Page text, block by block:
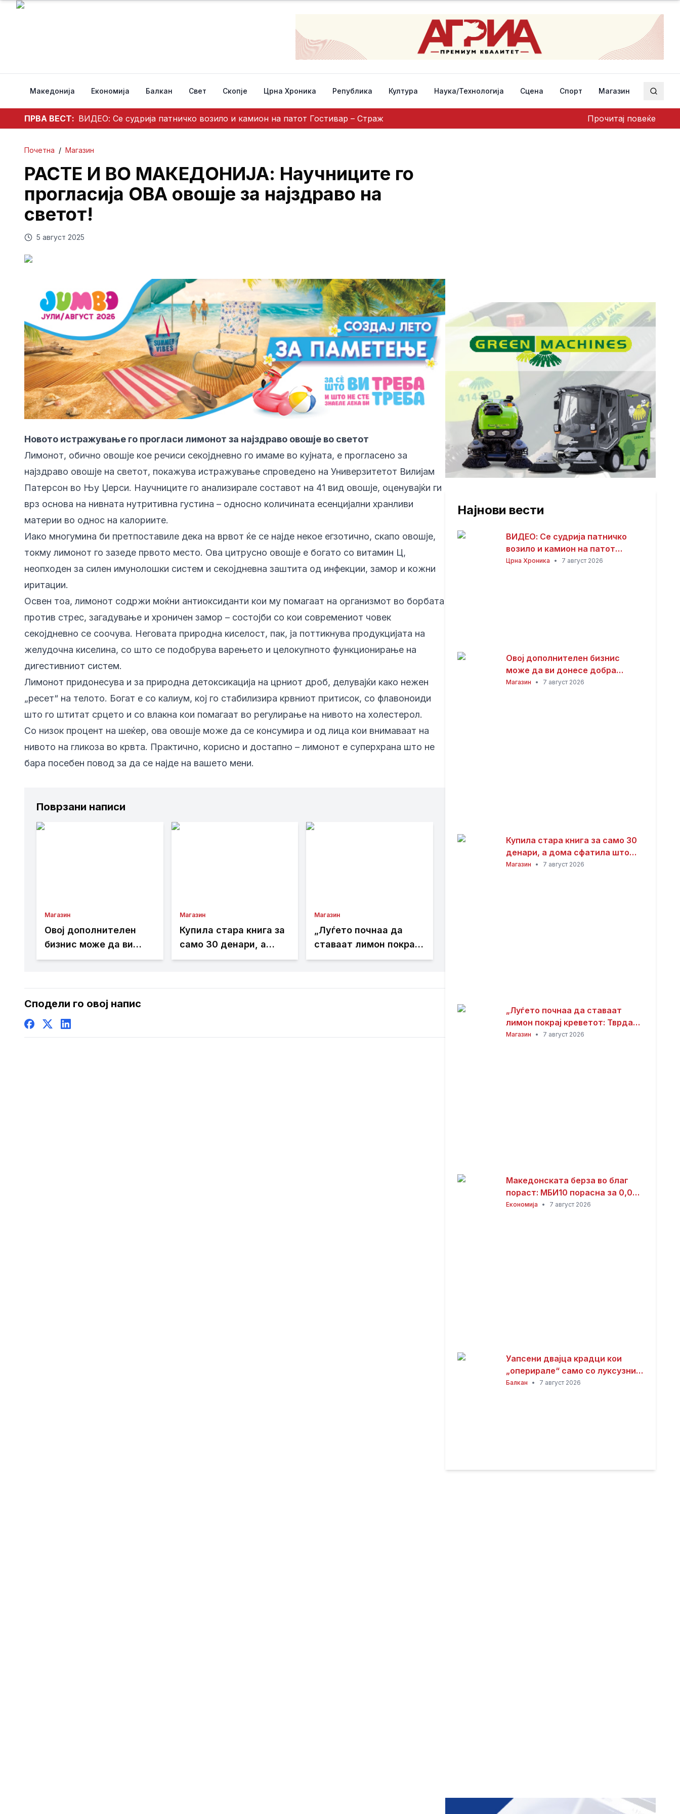
Македонија Економија Балкан Свет Скопје Црна Хроника Република Култура Наука/Технологија Сцена Спорт Магазин
ПРВА ВЕСТ: ВИДЕО: Се судрија патничко возило и камион на патот Гостивар – Страж Прочитај повеќе
Почетна / Магазин
РАСТЕ И ВО МАКЕДОНИЈА: Научниците го
прогласија ОВА овошје за најздраво на
светот!
5 август 2025
Новото истражување го прогласи лимонот за најздраво овошје во светот
Лимонот, обично овошје кое речиси секојдневно го имаме во кујната, е прогласено за
најздраво овошје на светот, покажува истражување спроведено на Универзитетот Вилијам
Патерсон во Њу Џерси. Научниците го анализирале составот на 41 вид овошје, оценувајќи ги
врз основа на нивната нутритивна густина – односно количината есенцијални хранливи
материи во однос на калориите.
Иако многумина би претпоставиле дека на врвот ќе се најде некое егзотично, скапо овошје,
токму лимонот го зазеде првото место. Ова цитрусно овошје е богато со витамин Ц,
неопходен за силен имунолошки систем и секојдневна заштита од инфекции, замор и кожни
иритации.
Освен тоа, лимонот содржи моќни антиоксиданти кои му помагаат на организмот во борбата
против стрес, загадување и хроничен замор – состојби со кои современиот човек
секојдневно се соочува. Неговата природна киселост, пак, ја поттикнува продукцијата на
желудочна киселина, со што се подобрува варењето и целокупното функционирање на
дигестивниот систем.
Лимонот придонесува и за природна детоксикација на црниот дроб, делувајќи како нежен
„ресет“ на телото. Богат е со калиум, кој го стабилизира крвниот притисок, со флавоноиди
што го штитат срцето и со влакна кои помагаат во регулирање на нивото на холестерол.
Со низок процент на шеќер, ова овошје може да се консумира и од лица кои внимаваат на
нивото на гликоза во крвта. Практично, корисно и достапно – лимонот е суперхрана што не
бара посебен повод за да се најде на вашето мени.
Поврзани написи
Магазин
Овој дополнителен
бизнис може да ви
донесе добра
ви треба голема
почетна инвестиција
Магазин
Купила стара книга за
само 30 денари, а
дома сфатила што
„Како да добив на
Магазин
„Луѓето почнаа да
ставаат лимон покрај
креветот: Тврдат дека
проблем“
Сподели го овој напис
Најнови вести
ВИДЕО: Се судрија патничко
возило и камион на патот
Гостивар – Страж
Црна Хроника • 7 август 2026
Овој дополнителен бизнис
може да ви донесе добра
заработка од дома: Не ви треба
Магазин • 7 август 2026
Купила стара книга за само 30
денари, а дома сфатила што
всушност пронашла: „Како да
Магазин • 7 август 2026
„Луѓето почнаа да ставаат
лимон покрај креветот: Тврдат
дека решава еден голем
Магазин • 7 август 2026
Македонската берза во благ
пораст: МБИ10 порасна за 0,08
отсто, најтргувани акциите на
Економија • 7 август 2026
Уапсени двајца крадци кои
„оперирале“ само со луксузни
автомобили
Балкан • 7 август 2026